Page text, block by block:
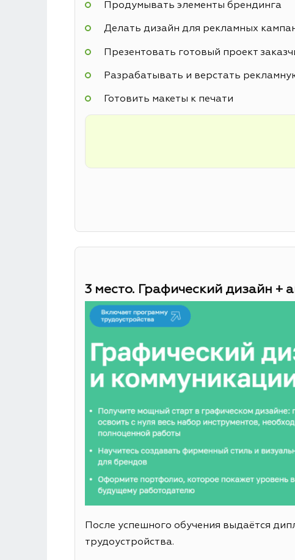
Продумывать элементы брендинга
Делать дизайн для рекламных
Презентовать готовый проект
Разрабатывать и верстать
Готовить макеты к печати
3 место. Графический дизайн
После успешного обучения выдаётся
трудоустройства.